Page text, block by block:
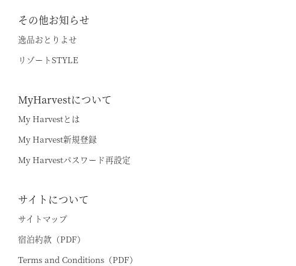
その他お知らせ
逸品おとりよせ
リゾートSTYLE
MyHarvestについて
My Harvestとは
My Harvest新規登録
My Harvestパスワード再設定
サイトについて
サイトマップ
宿泊約款（PDF）
Terms and Conditions（PDF）